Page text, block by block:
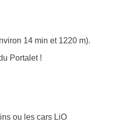
14 min et 1220 m).
Portalet !
ou les cars LiO